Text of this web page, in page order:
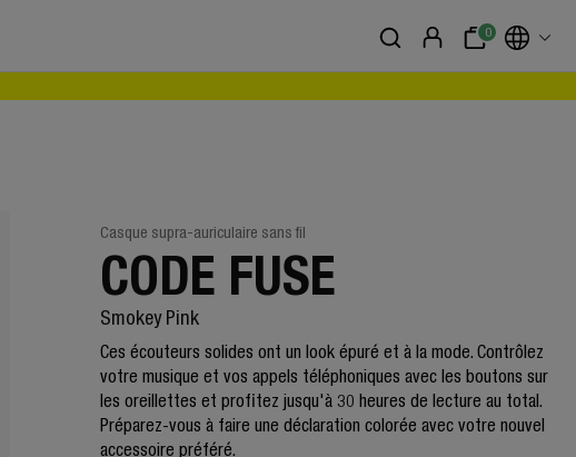
0
Casque supra-auriculaire sans fil
CODE FUSE
Smokey Pink
Ces écouteurs solides ont un look épuré et à la mode. Contrôlez
votre musique et vos appels téléphoniques avec les boutons sur
les oreillettes et profitez jusqu'à 30 heures de lecture au total.
Préparez-vous à faire une déclaration colorée avec votre nouvel
accessoire préféré.